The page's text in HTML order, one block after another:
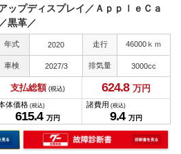
ップディスプレイ／ＡｐｐｌｅＣａ
黒革／
年式 2020 走行 46000ｋｍ
車検 2027/3 排気量 3000cc
支払総額 (税込) 624.8 万円
体価格 (税込)
615.4 万円
諸費用 (税込)
9.4 万円